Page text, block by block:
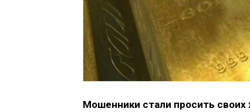
Мошeнники стали просить своих